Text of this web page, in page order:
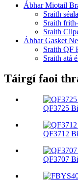
Ábhar Miotail
Sraith
Sraith
Sraith
Ábhar Gasket
Sraith QF
Sraith atá
Táirgí faoi
QF3725
QF3712
QF3707